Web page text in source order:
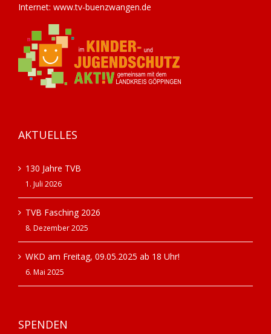
Internet: www.tv-buenzwangen.de
AKTUELLES
130 Jahre TVB
1. Juli 2026
TVB Fasching 2026
8. Dezember 2025
WKD am Freitag, 09.05.2025 ab 18 Uhr!
6. Mai 2025
SPENDEN